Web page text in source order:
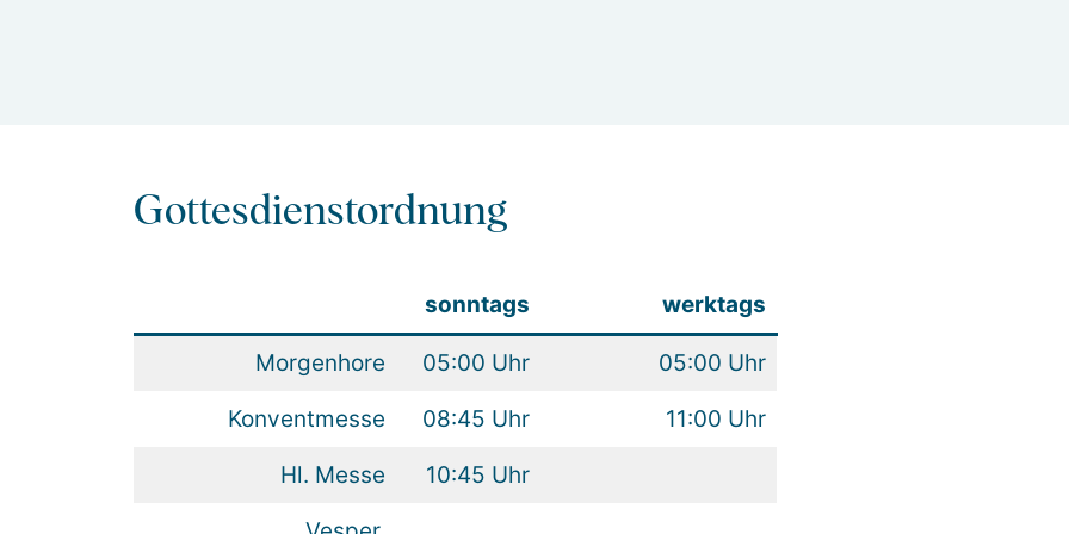
Gottesdienstordnung
sonntags werktags
Morgenhore 05:00 Uhr 05:00 Uhr
Konventmesse 08:45 Uhr 11:00 Uhr
Hl. Messe 10:45 Uhr